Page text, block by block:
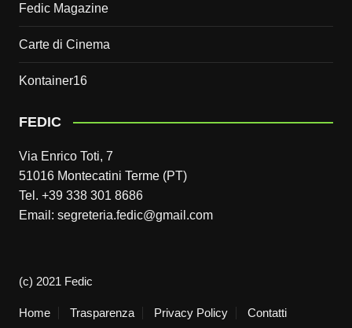
Fedic Magazine
Carte di Cinema
Kontainer16
FEDIC
Via Enrico Toti, 7
51016 Montecatini Terme (PT)
Tel. +39 338 301 8686
Email: segreteria.fedic@gmail.com
(c) 2021 Fedic
Home Trasparenza Privacy Policy Contatti